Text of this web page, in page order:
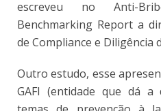
escreveu no Anti-
Benchmarking Report a
de Compliance e Diligência
Outro estudo, esse
GAFI (entidade que dá a